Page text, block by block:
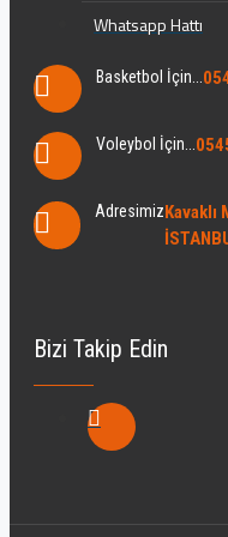
Whatsapp Hattı
Basketbol İçin...
Voleybol İçin...
AdresimizKavaklı
Bizi Takip Edin